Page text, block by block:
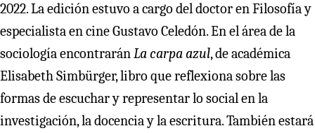
2022. La edición estuvo a cargo del doctor en Filosofía y
especialista en cine Gustavo Celedón. En el área de la
sociología encontraránLa carpa azul, de académica
Elisabeth Simbürger, libro que reflexiona sobre las
formas de escuchar y representar lo social en la
investigación, la docencia y la escritura. También estará